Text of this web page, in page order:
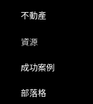
不動產
資源
成功案例
部落格